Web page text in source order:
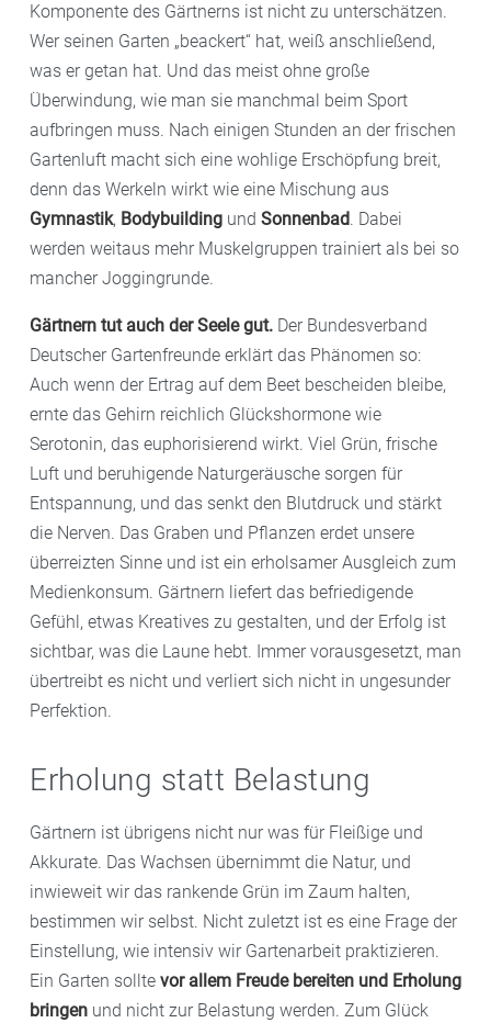
Komponente des Gärtnerns ist nicht zu unterschätzen.
Wer seinen Garten „beackert“ hat, weiß anschließend,
was er getan hat. Und das meist ohne große
Überwindung, wie man sie manchmal beim Sport
aufbringen muss. Nach einigen Stunden an der frischen
Gartenluft macht sich eine wohlige Erschöpfung breit,
denn das Werkeln wirkt wie eine Mischung aus
Gymnastik, Bodybuilding und Sonnenbad. Dabei
werden weitaus mehr Muskelgruppen trainiert als bei so
mancher Joggingrunde.
Gärtnern tut auch der Seele gut. Der Bundesverband
Deutscher Gartenfreunde erklärt das Phänomen so:
Auch wenn der Ertrag auf dem Beet bescheiden bleibe,
ernte das Gehirn reichlich Glückshormone wie
Serotonin, das euphorisierend wirkt. Viel Grün, frische
Luft und beruhigende Naturgeräusche sorgen für
Entspannung, und das senkt den Blutdruck und stärkt
die Nerven. Das Graben und Pflanzen erdet unsere
überreizten Sinne und ist ein erholsamer Ausgleich zum
Medienkonsum. Gärtnern liefert das befriedigende
Gefühl, etwas Kreatives zu gestalten, und der Erfolg ist
sichtbar, was die Laune hebt. Immer vorausgesetzt, man
übertreibt es nicht und verliert sich nicht in ungesunder
Perfektion.
Erholung statt Belastung
Gärtnern ist übrigens nicht nur was für Fleißige und
Akkurate. Das Wachsen übernimmt die Natur, und
inwieweit wir das rankende Grün im Zaum halten,
bestimmen wir selbst. Nicht zuletzt ist es eine Frage der
Einstellung, wie intensiv wir Gartenarbeit praktizieren.
Ein Garten sollte vor allem Freude bereiten und Erholung
bringen und nicht zur Belastung werden. Zum Glück